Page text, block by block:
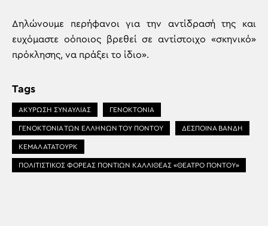
Δηλώνουμε περήφανοι για την αντίδρασή της και
ευχόμαστε οόποιος βρεθεί σε αντίστοιχο «σκηνικό»
πρόκλησης, να πράξει το ίδιο».
Tags
ΑΚΥΡΩΣΗ ΣΥΝΑΥΛΙΑΣ ΓΕΝΟΚΤΟΝΙΑ
ΓΕΝΟΚΤΟΝΙΑ ΤΩΝ ΕΛΛΗΝΩΝ ΤΟΥ ΠΟΝΤΟΥ ΔΕΣΠΟΙΝΑ ΒΑΝΔΗ
ΚΕΜΑΛ ΑΤΑΤΟΥΡΚ
ΠΟΛΙΤΙΣΤΙΚΟΣ ΦΟΡΕΑΣ ΠΟΝΤΙΩΝ ΚΑΛΛΙΘΕΑΣ «ΘΕΑΤΡΟ ΠΟΝΤΟΥ»